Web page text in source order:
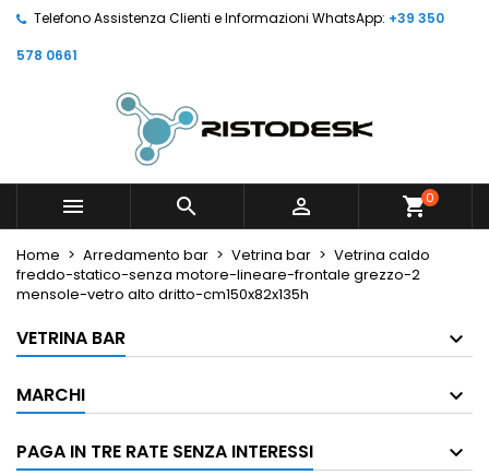
Telefono Assistenza Clienti e Informazioni WhatsApp: +39 350
578 0661
   shopping_cart0
Home Arredamento bar Vetrina bar
Vetrina caldo
freddo-statico-senza motore-lineare-frontale grezzo-2
mensole-vetro alto dritto-cm150x82x135h
VETRINA BAR
MARCHI
PAGA IN TRE RATE SENZA INTERESSI